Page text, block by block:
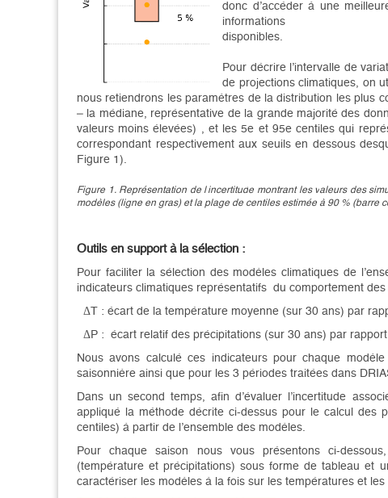
donc d’accéder à une
informations
disponibles.
Pour décrire l’intervalle de
de projections climatiques, on
nous retiendrons les paramètres de la distribution les plus
– la médiane, représentative de la grande majorité des
valeurs moins élevées) , et les 5e et 95e centiles qui
correspondant respectivement aux seuils en dessous
Figure 1).
Figure 1. Représentation de l'incertitude montrant les valeurs des
modèles (ligne en gras) et la plage de centiles estimée à 90 % (barre
Outils en support à la sélection :
Pour faciliter la sélection des modèles climatiques de
indicateurs climatiques représentatifs du comportement des
ΔT : écart de la température moyenne (sur 30 ans) par
ΔP : écart relatif des précipitations (sur 30 ans) par
Nous avons calculé ces indicateurs pour chaque
saisonnière ainsi que pour les 3 périodes traitées dans
Dans un second temps, afin d’évaluer l’incertitude
appliqué la méthode décrite ci-dessus pour le calcul des
centiles) à partir de l’ensemble des modèles.
Pour chaque saison nous vous présentons ci-
(température et précipitations) sous forme de tableau et
caractériser les modèles à la fois sur les températures et les